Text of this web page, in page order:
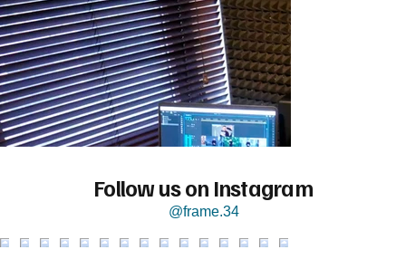
Follow us on Instagram
@frame.34